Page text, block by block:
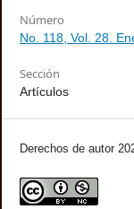
Número
No. 118, Vol. 28.
Sección
Artículos
Derechos de autor